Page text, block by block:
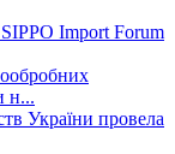
Import Forum
н...
України провела